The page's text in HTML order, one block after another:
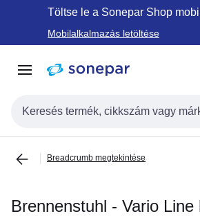
Ugrás a
Töltse le a Sonepar Shop
Mobilalkalmazás letöltése
Keresési bemenet
Breadcrumb megtekintése
Brennenstuhl - Vario